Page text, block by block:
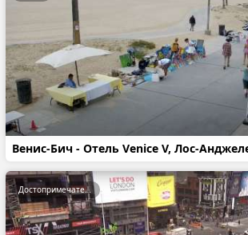
Венис-Бич - Отель Venice V, Лос-
Достопримечательности